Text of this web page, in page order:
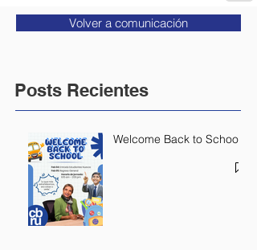
Volver a comunicación
Posts Recientes
Welcome Back to School